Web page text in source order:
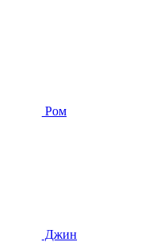
Ром
Джин